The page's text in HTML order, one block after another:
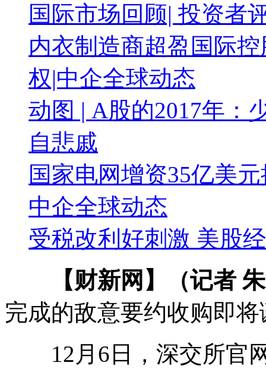
国际市场回顾| 投资者
内衣制造商超盈国际
权|中企全球动态
动图 | A股的2017年：
自悲戚
国家电网增资35亿美
中企全球动态
受税改利好刺激 美股
【财新网】（记者
完成的敌意要约收购即将
12月6日，深交所官